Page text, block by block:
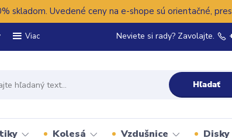
skladom. Uvedené ceny na e-shope sú orientačné,
Viac
Hľadať
Neviete si rady? Zavolajte.
Kolesá Vzdušnice Disky